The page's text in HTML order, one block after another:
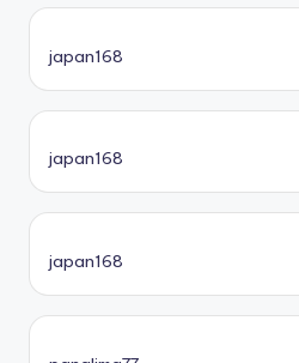
japan168
japan168
japan168